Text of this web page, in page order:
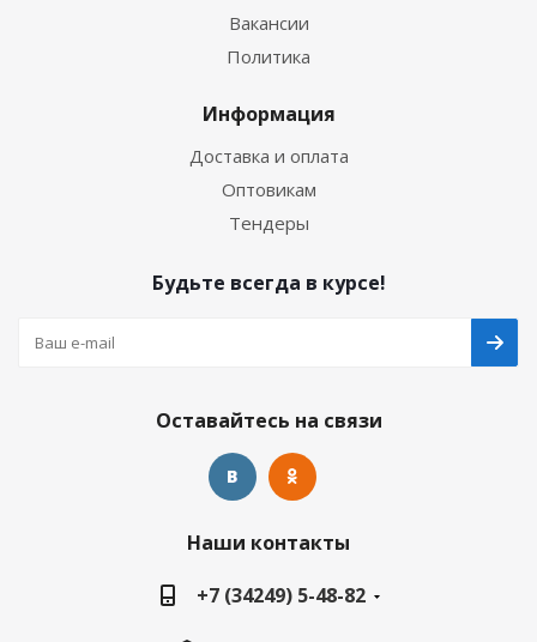
Вакансии
Политика
Информация
Доставка и оплата
Оптовикам
Тендеры
Будьте всегда в курсе!
Оставайтесь на связи
Наши контакты
+7 (34249) 5-48-82